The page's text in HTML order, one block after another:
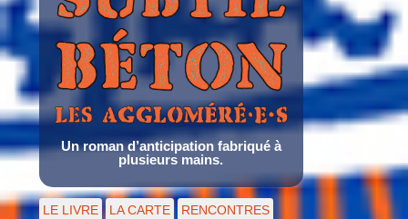
Un roman d’anticipation fabriqué à
plusieurs mains.
LE LIVRE LA CARTE RENCONTRES